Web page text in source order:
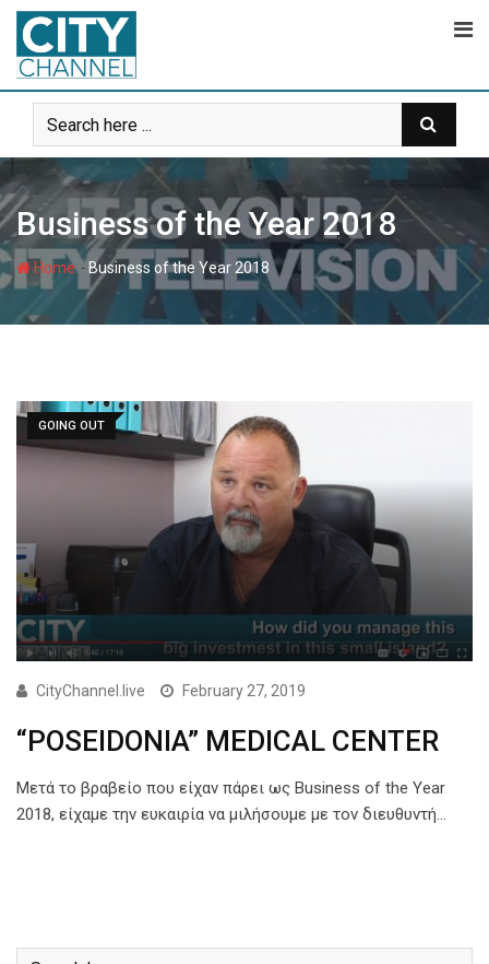
Skip
content
Business of the Year 2018
Home- Business of the Year 2018
GOING OUT
CityChannel.live February 27, 2019
“POSEIDONIA” MEDICAL CENTER
Μετά το βραβείο που είχαν πάρει ως Business of the Year
2018, είχαμε την ευκαιρία να μιλήσουμε με τον διευθυντή…